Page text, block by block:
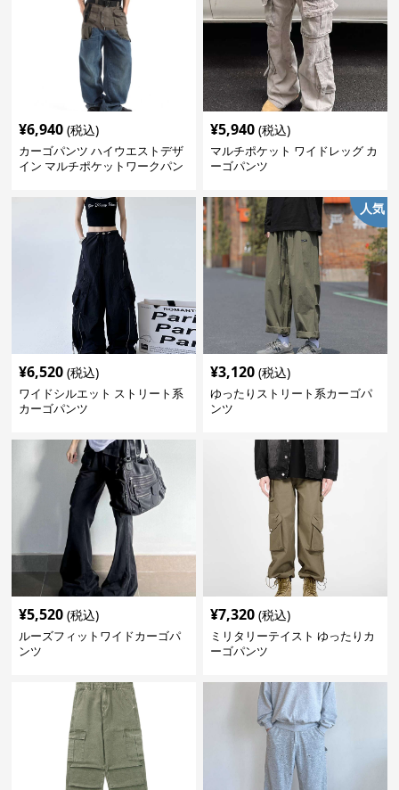
¥6,940 (税込)
カーゴパンツ ハイウエストデザ
イン マルチポケットワークパン
¥5,940 (税込)
マルチポケット ワイドレッグ カ
ーゴパンツ
¥6,520 (税込)
ワイドシルエット ストリート系
カーゴパンツ
人気
¥3,120 (税込)
ゆったりストリート系カーゴパ
ンツ
¥5,520 (税込)
ルーズフィットワイドカーゴパ
ンツ
¥7,320 (税込)
ミリタリーテイスト ゆったりカ
ーゴパンツ